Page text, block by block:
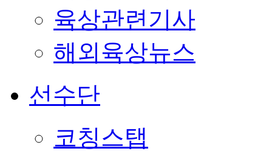
육상관련기사
해외육상뉴스
선수단
코칭스탭